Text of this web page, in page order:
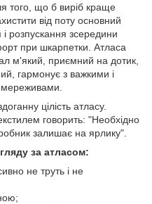
того, що б виріб краще
від поту основний
розпускання зсередини
при шкарпетки. Атласа
м'який, приємний на дотик,
гармонує з важкими і
цілість атласу.
говорить: "Необхідно
залишає на ярлику".
за атласом:
не труть і не